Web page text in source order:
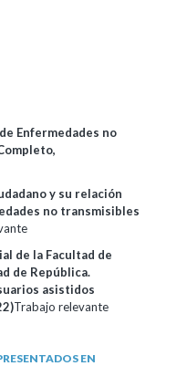
Enfermedades no
y su relación
no transmisibles
de la Facultad de
de República.
asistidos
Trabajo relevante
EN